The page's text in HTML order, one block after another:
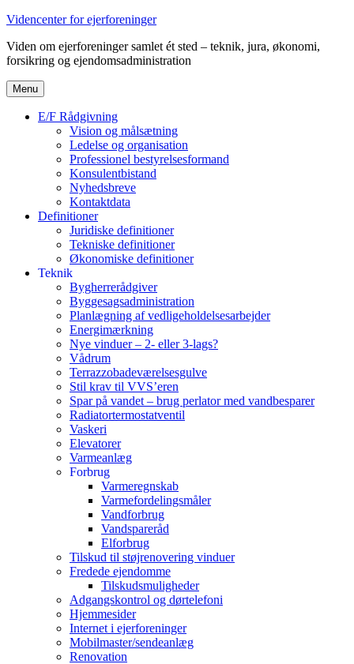
Videre
indhold
Videncenter for ejerforeninger
Viden om ejerforeninger samlet ét sted – teknik, jura, økonomi,
forsikring og ejendomsadministration
Menu
E/F Rådgivning
Vision og målsætning
Ledelse og organisation
Professionel bestyrelsesformand
Konsulentbistand
Nyhedsbreve
Kontaktdata
Definitioner
Juridiske definitioner
Tekniske definitioner
Økonomiske definitioner
Teknik
Bygherrerådgiver
Byggesagsadministration
Planlægning af vedligeholdelsesarbejder
Energimærkning
Nye vinduer – 2- eller 3-lags?
Vådrum
Terrazzobadeværelsesgulve
Stil krav til VVS’eren
Spar på vandet – brug perlator med vandbesparer
Radiatortermostatventil
Vaskeri
Elevatorer
Varmeanlæg
Forbrug
Varmeregnskab
Varmefordelingsmåler
Vandforbrug
Vandspareråd
Elforbrug
Tilskud til støjrenovering vinduer
Fredede ejendomme
Tilskudsmuligheder
Adgangskontrol og dørtelefoni
Hjemmesider
Internet i ejerforeninger
Mobilmaster/sendeanlæg
Renovation